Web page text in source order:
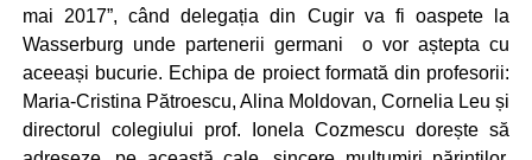
mai 2017”, când delegația din Cugir va fi oaspete la
Wasserburg unde partenerii germani o vor aștepta cu
aceeași bucurie. Echipa de proiect formată din profesorii:
Maria-Cristina Pătroescu, Alina Moldovan, Cornelia Leu și
directorul colegiului prof. Ionela Cozmescu dorește să